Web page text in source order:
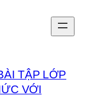
TẬP LỚP
VỚI